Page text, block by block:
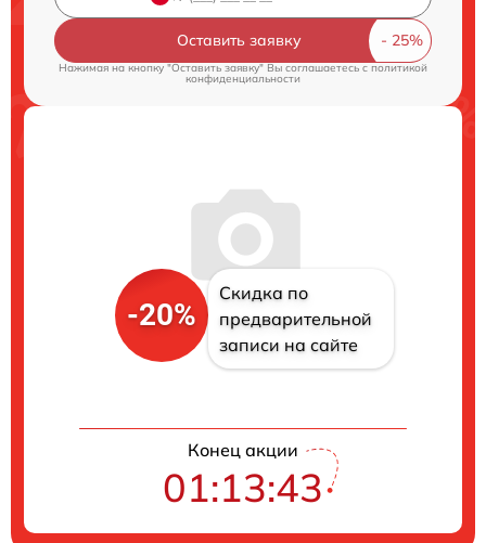
Оставить заявку
Нажимая на кнопку "Оставить заявку" Вы соглашаетесь cполитикой
конфиденциальности
-20%
Скидка по
предварительной
записи на сайте
Конец акции
01:13:42